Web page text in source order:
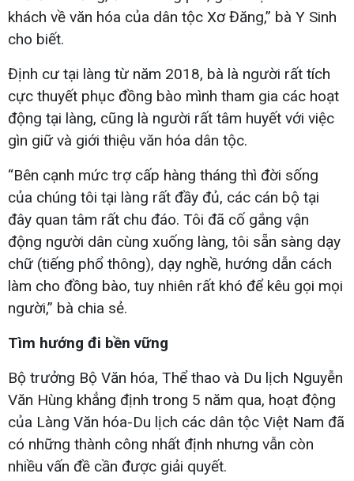
khách về văn hóa của dân tộc Xơ Đăng,” bà Y Sinh
cho biết.
Định cư tại làng từ năm 2018, bà là người rất tích
cực thuyết phục đồng bào mình tham gia các hoạt
động tại làng, cũng là người rất tâm huyết với việc
gìn giữ và giới thiệu văn hóa dân tộc.
“Bên cạnh mức trợ cấp hàng tháng thì đời sống
của chúng tôi tại làng rất đầy đủ, các cán bộ tại
đây quan tâm rất chu đáo. Tôi đã cố gắng vận
động người dân cùng xuống làng, tôi sẵn sàng dạy
chữ (tiếng phổ thông), dạy nghề, hướng dẫn cách
làm cho đồng bào, tuy nhiên rất khó để kêu gọi mọi
người,” bà chia sẻ.
Tìm hướng đi bền vững
Bộ trưởng Bộ Văn hóa, Thể thao và Du lịch Nguyễn
Văn Hùng khẳng định trong 5 năm qua, hoạt động
của Làng Văn hóa-Du lịch các dân tộc Việt Nam đã
có những thành công nhất định nhưng vẫn còn
nhiều vấn đề cần được giải quyết.